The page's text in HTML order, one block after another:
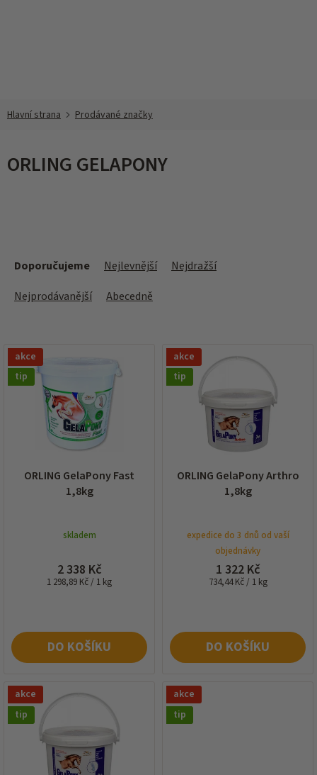
Prodávané značky
ORLING GELAPONY
o
d
Doporučujeme Nejlevnější
Nejdražší
Nejprodávanější
Abecedně
V
ý akce
tip
ORLING GelaPony Fast
1,8kg
skladem
2 338 Kč
Měrná
1 298,89 Kč / 1 kg
DO KOŠÍKU
akce
tip
ORLING GelaPony Arthro
1,8kg
expedice do 3 dnů od vaší
objednávky
1 322 Kč
Měrná
734,44 Kč / 1 kg
DO KOŠÍKU
akce
tip
akce
tip